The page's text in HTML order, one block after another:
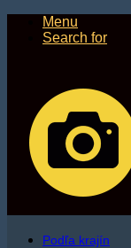
Menu
Search for
Podľa krajín